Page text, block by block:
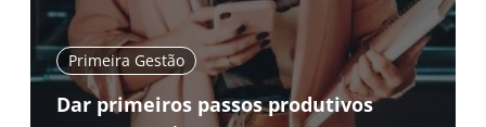
Primeira Gestão
Dar primeiros passos produtivos